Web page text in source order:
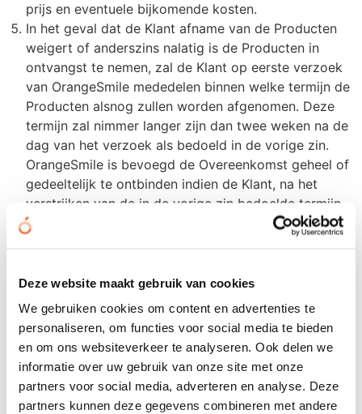
Deze website maakt gebruik van cookies
We gebruiken cookies om content en advertenties te
personaliseren, om functies voor social media te bieden
en om ons websiteverkeer te analyseren. Ook delen we
informatie over uw gebruik van onze site met onze
partners voor social media, adverteren en analyse. Deze
partners kunnen deze gegevens combineren met andere
prijs en eventuele bijkomende kosten.
In het geval dat de Klant afname van de Producten
weigert of anderszins nalatig is de Producten in
ontvangst te nemen, zal de Klant op eerste verzoek
van OrangeSmile mededelen binnen welke termijn de
Producten alsnog zullen worden afgenomen. Deze
termijn zal nimmer langer zijn dan twee weken na de
dag van het verzoek als bedoeld in de vorige zin.
OrangeSmile is bevoegd de Overeenkomst geheel of
gedeeltelijk te ontbinden indien de Klant, na het
verstrijken van de in de vorige zin bedoelde termijn,
afname van de Producten nog steeds heeft
eventuele bijkomende kosten, de redelijke kosten
voor opslag van de Producten en eventueel andere
door de tekortkoming van de Klant ontstane kosten.
ARTIKEL 9. | ONDERZOEK EN KLACHTEN
De Klant dient op het moment van leveren van de
Producten, althans onmiddellijk daarna, te